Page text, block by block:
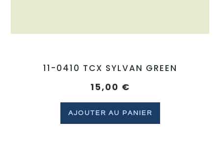
11-0410 TCX SYLVAN GREEN
15,00 €
AJOUTER AU PANIER